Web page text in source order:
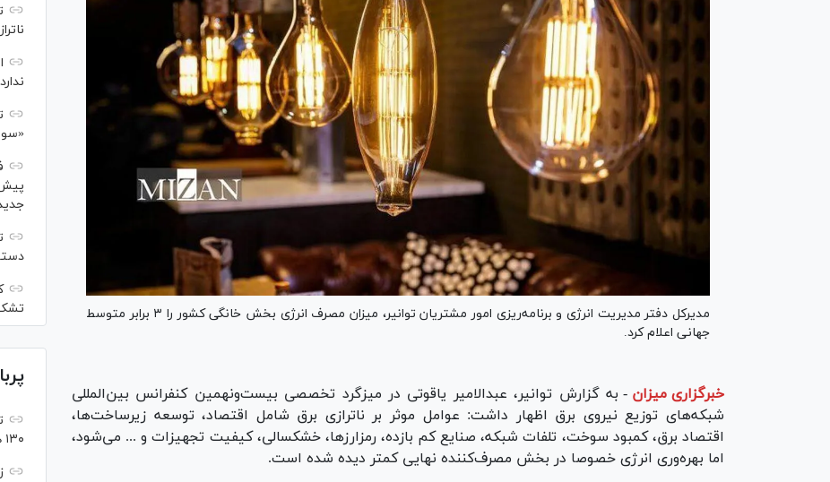
مدیرکل دفتر مدیریت انرژی و برنامه‌ریزی امور مشتریان توانیر، میزان مصرف انرژی بخش خانگی کشور را ۳ برابر متوسط
جهانی اعلام کرد.
خبرگزاری میزان - به گزارش توانیر، عبدالامیر یاقوتی در میزگرد تخصصی بیست‌ونهمین کنفرانس بین‌المللی
شبکه‌های توزیع نیروی برق اظهار داشت: عوامل موثر بر ناترازی برق شامل اقتصاد، توسعه زیرساخت‌ها،
اقتصاد برق، کمبود سوخت، تلفات شبکه، صنایع کم بازده، رمزارزها، خشکسالی، کیفیت تجهیزات و ... می‌شود،
اما بهره‌وری انرژی خصوصا در بخش مصرف‌کننده نهایی کمتر دیده شده است.
ندارد
۱۳۰ هزار واحد رشد کرد